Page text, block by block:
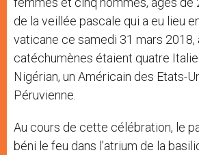
de la veillée pascale qui a eu lieu
vaticane ce samedi 31 mars 2018,
catéchumènes étaient quatre
Nigérian, un Américain des Etats-
Péruvienne.
Au cours de cette célébration, le
béni le feu dans l’atrium de la